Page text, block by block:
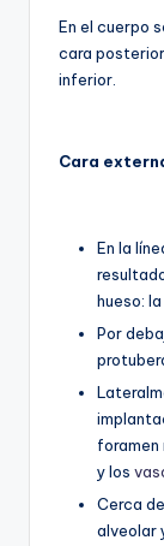
En el cuerpo
cara
inferior.
Cara
En la
hueso:
Por
foramen
y los
Cerca
alveolar